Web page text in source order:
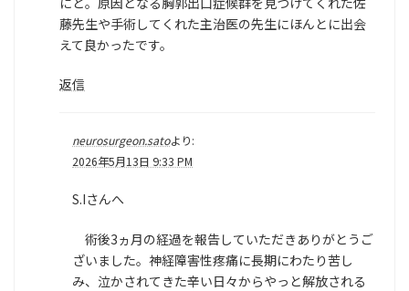
藤先生や手術してくれた主治医の先生にほんとに出会
えて良かったです。
返信
neurosurgeon.satoより:
2026年5月13日 9:33 PM
S.Iさんへ
術後3ヵ月の経過を報告していただきありがとうご
ざいました。神経障害性疼痛に長期にわたり苦し
み、泣かされてきた辛い日々からやっと解放される